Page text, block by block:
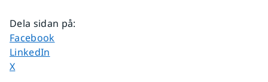
Dela sidan på:
Dela sidan på
Facebook
Dela sidan på
LinkedIn
Dela sidan på
X